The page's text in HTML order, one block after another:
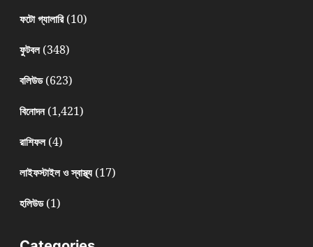
ফটো গ্যালারি(10)
ফুটবল(348)
বলিউড(623)
বিনোদন(1,421)
রাশিফল(4)
লাইফস্টাইল ও স্বাস্থ্য(17)
হলিউড(1)